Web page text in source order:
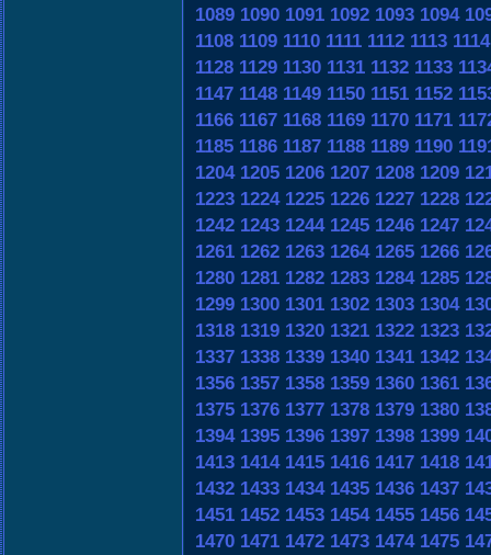
1089 1090 1091 1092 1093 1094
1108 1109 1110 1111 1112 1113 1114
1128 1129 1130 1131 1132 1133
1147 1148 1149 1150 1151 1152
1166 1167 1168 1169 1170 1171
1185 1186 1187 1188 1189 1190
1204 1205 1206 1207 1208 1209
1223 1224 1225 1226 1227 1228
1242 1243 1244 1245 1246 1247
1261 1262 1263 1264 1265 1266
1280 1281 1282 1283 1284 1285
1299 1300 1301 1302 1303 1304
1318 1319 1320 1321 1322 1323
1337 1338 1339 1340 1341 1342
1356 1357 1358 1359 1360 1361
1375 1376 1377 1378 1379 1380
1394 1395 1396 1397 1398 1399
1413 1414 1415 1416 1417 1418
1432 1433 1434 1435 1436 1437
1451 1452 1453 1454 1455 1456
1470 1471 1472 1473 1474 1475